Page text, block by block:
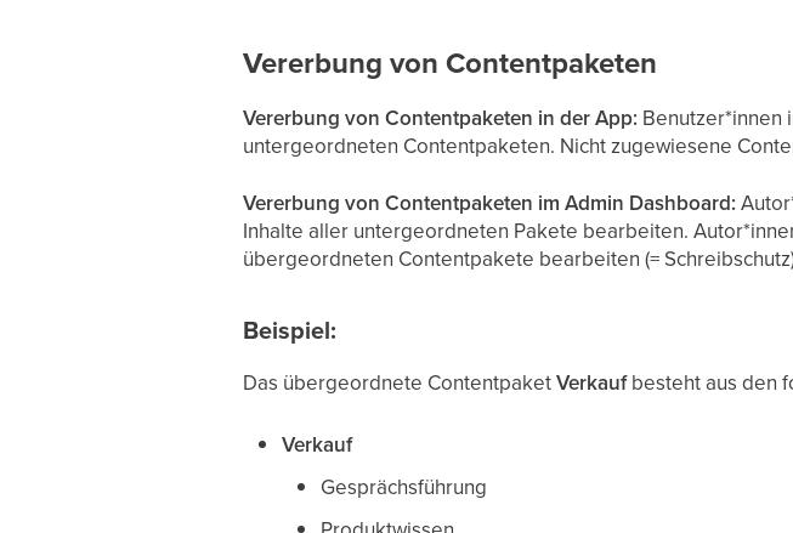
Vererbung von Contentpaketen
Vererbung von Contentpaketen in der App: Benutzer*innen
untergeordneten Contentpaketen. Nicht zugewiesene
Vererbung von Contentpaketen im Admin Dashboard:
Inhalte aller untergeordneten Pakete bearbeiten.
übergeordneten Contentpakete bearbeiten (=
Beispiel:
Das übergeordnete ContentpaketVerkaufbesteht aus den
Verkauf
Gesprächsführung